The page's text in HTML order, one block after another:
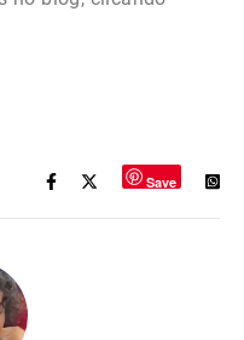
Save